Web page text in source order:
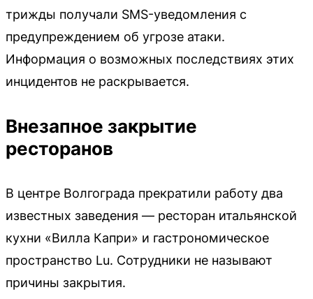
трижды получали SMS-уведомления с
предупреждением об угрозе атаки.
Информация о возможных последствиях этих
инцидентов не раскрывается.
Внезапное закрытие
ресторанов
В центре Волгограда прекратили работу два
известных заведения — ресторан итальянской
кухни «Вилла Капри» и гастрономическое
пространство Lu. Сотрудники не называют
причины закрытия.